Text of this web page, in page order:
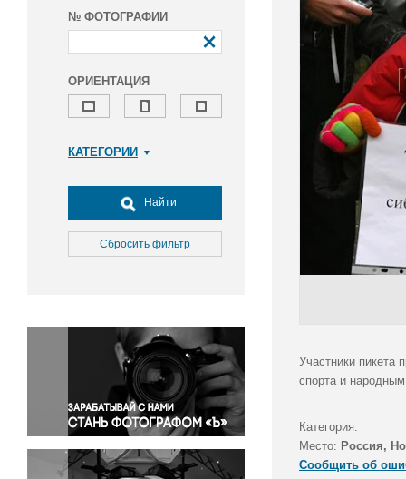
№ ФОТОГРАФИИ
ОРИЕНТАЦИЯ
КАТЕГОРИИ
Досуг, туризм и отдых
Культура
Медицина
Окружающая среда
Политика
Правосудие
Происшествия и конфликты
Религия
Светская жизнь
Спорт
Найти
Сбросить фильтр
Участники пикета
спорта и
Категория:
Место: Россия,
Сообщить об